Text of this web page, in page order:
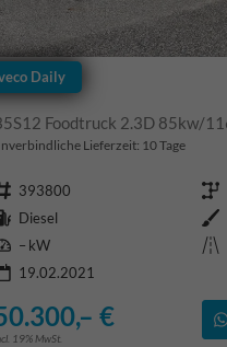
Daily
Lieferzeit: 10 Tage
Fahrzeugnr. 393800 Getriebe
Kraftstoff Diesel Außenfarbe
Leistung – kW Kilometerstand
19.02.2021
€
19% MwSt.